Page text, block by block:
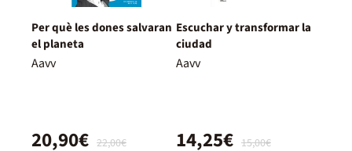
Per què les dones salvaran
el planeta
Aavv
22,00€
20,90€
Escuchar y transformar la
ciudad
Aavv
15,00€
14,25€